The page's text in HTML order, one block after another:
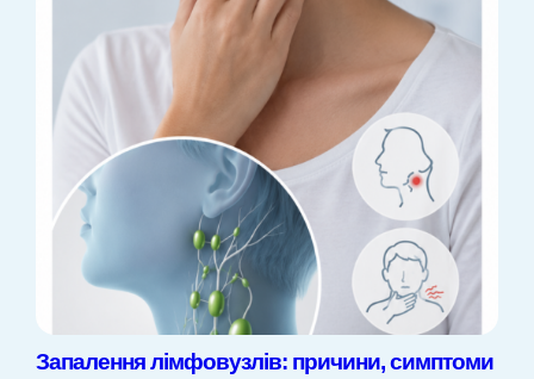
Запалення лімфовузлів: причини, симптоми